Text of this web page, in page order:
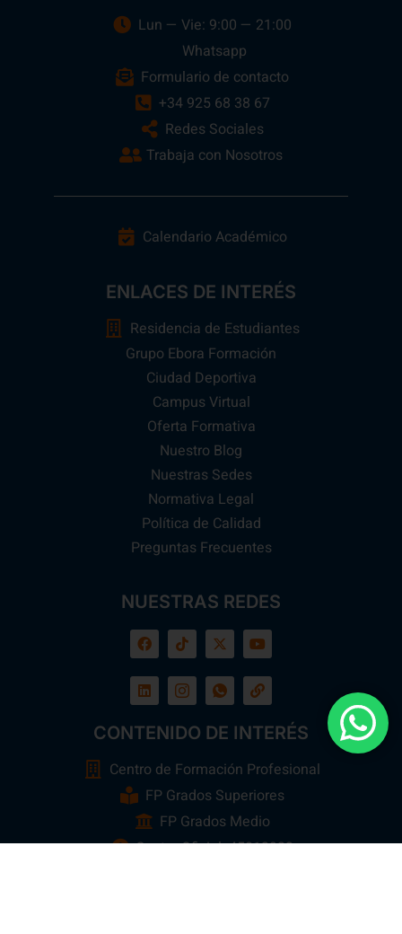
Lun — Vie: 9:00 — 21:00
Whatsapp
Formulario de contacto
+34 925 68 38 67
Redes Sociales
Trabaja con Nosotros
Calendario Académico
ENLACES DE INTERÉS
Residencia de Estudiantes
Grupo Ebora Formación
Ciudad Deportiva
Campus Virtual
Oferta Formativa
Nuestro Blog
Nuestras Sedes
Normativa Legal
Política de Calidad
Preguntas Frecuentes
NUESTRAS REDES
CONTENIDO DE INTERÉS
Centro de Formación Profesional
FP Grados Superiores
FP Grados Medio
Centro Oficial: 45013923